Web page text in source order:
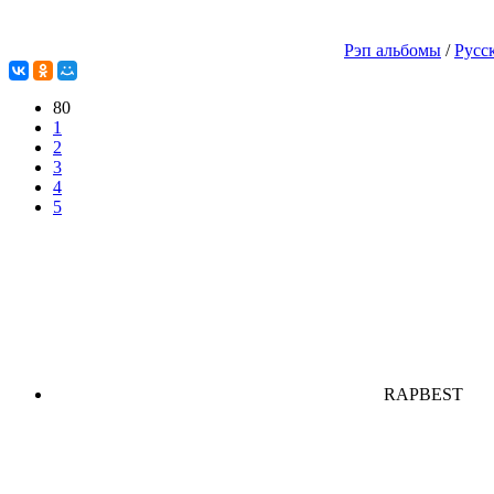
Рэп альбомы /
80
1
2
3
4
5
RAPBEST